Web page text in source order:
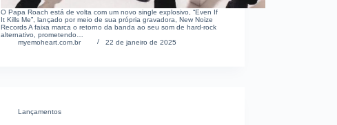
O Papa Roach está de volta com um novo single explosivo, “Even If
It Kills Me”, lançado por meio de sua própria gravadora, New Noize
Records A faixa marca o retorno da banda ao seu som de hard-rock
alternativo, prometendo…
myemoheart.com.br
22 de janeiro de 2025
Lançamentos